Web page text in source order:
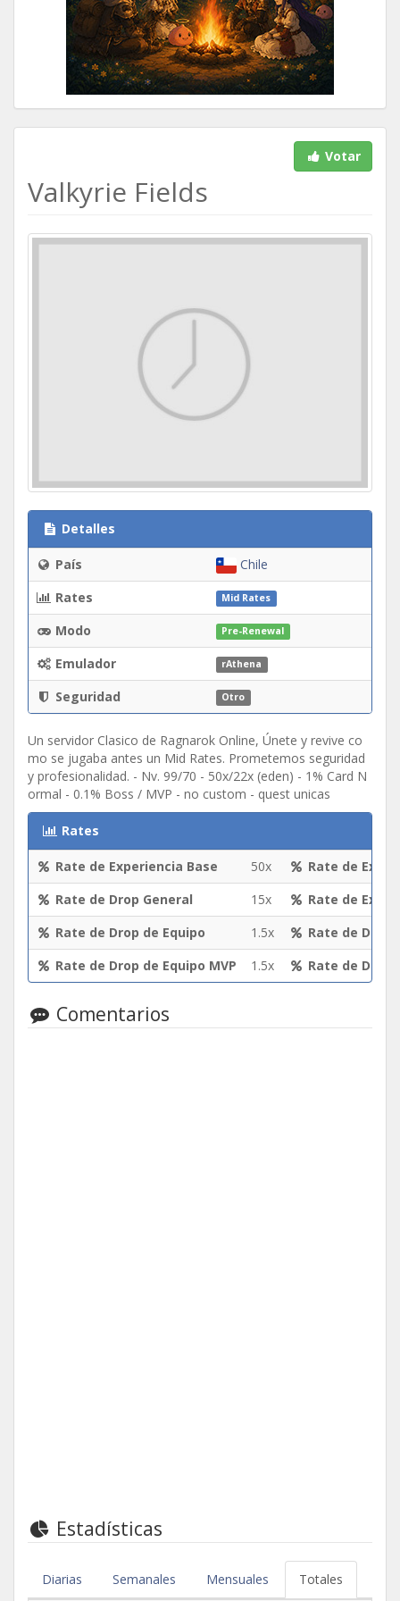
Votar
Valkyrie Fields
Detalles
País
Chile
Rates
Mid Rates
Modo Pre-Renewal
Emulador rAthena
Seguridad Otro
Un servidor Clasico de Ragnarok Online, Únete y revive co
mo se jugaba antes un Mid Rates. Prometemos seguridad
y profesionalidad. - Nv. 99/70 - 50x/22x (eden) - 1% Card N
ormal - 0.1% Boss / MVP - no custom - quest unicas
Rates
Rate de Experiencia Base 50x
Rate de
Rate de Drop General
15x
Rate de
Rate de Drop de Equipo
1.5x
Rate de Drop
Rate de Drop de Equipo MVP
1.5x Rate de Drop
Comentarios
Estadísticas
Diarias Semanales Mensuales Totales